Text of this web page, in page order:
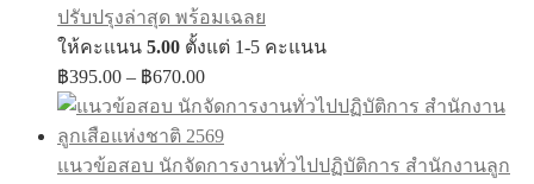
ปรับปรุงล่าสุด พร้อมเฉลย
ให้คะแนน 5.00 ตั้งแต่ 1-5 คะแนน
฿395.00 – ฿670.00Price
฿395.00
through
฿670.00
แนวข้อสอบ นักจัดการงานทั่วไปปฏิบัติการ สำนักงานลูก